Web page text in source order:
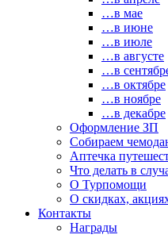
…в мае
…в июне
…в июле
…в августе
…в
…в октябре
…в ноябре
…в декабре
Оформление ЗП
Собираем
Аптечка
Что делать в
О Турпомощи
О скидках,
Контакты
Награды